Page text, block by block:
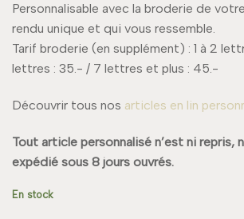
Personnalisable avec la broderie de
rendu unique et qui vous ressemble.
Tarif broderie (en supplément) : 1 à 2
lettres : 35.- / 7 lettres et plus : 45.-
Découvrir tous nos articles en lin
Tout article personnalisé n’est ni repris,
expédié sous 8 jours ouvrés.
En stock